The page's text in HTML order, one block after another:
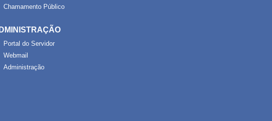
Chamamento Público
Portal do Servidor
Webmail
Administração